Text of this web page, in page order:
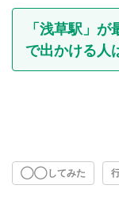
「浅草駅」
で出かける人
◯◯してみた